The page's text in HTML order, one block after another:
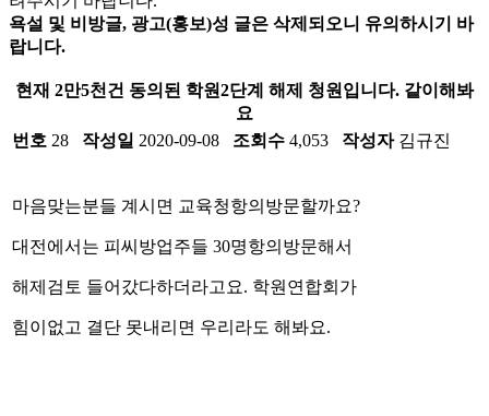
욕설 및 비방글, 광고(홍보)성 글은 삭제되오니 유의하시기 바
랍니다.
현재 2만5천건 동의된 학원2단계 해제 청원입니다. 같이해봐
요
번호 28 작성일 2020-09-08 조회수 4,053 작성자 김규진
마음맞는분들 계시면 교육청항의방문할까요?
대전에서는 피씨방업주들 30명항의방문해서
해제검토 들어갔다하더라고요. 학원연합회가
힘이없고 결단 못내리면 우리라도 해봐요.